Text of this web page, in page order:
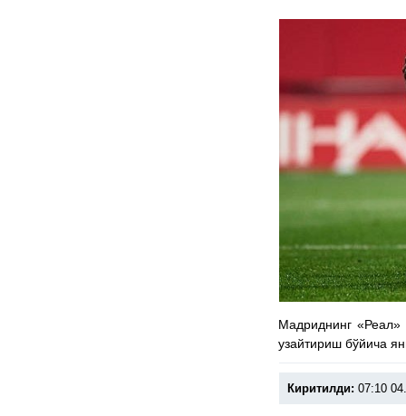
Мадриднинг «Реал»
узайтириш бўйича
Киритилди: 07:10